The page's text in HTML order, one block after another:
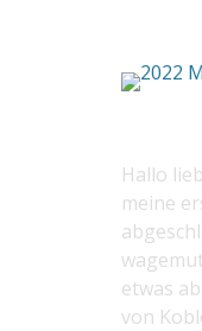
Hallo
meine
etwas
von